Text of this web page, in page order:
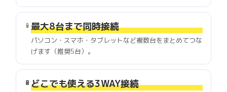
📱 最大8台まで同時接続
パソコン・スマホ・タブレットなど複数台をまとめてつな
げます（推奨5台）。
🔋 どこでも使える3WAY接続